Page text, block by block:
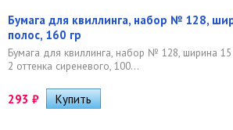
Бумага для квиллинга, набор № 128,
полос, 160 гр
Бумага для квиллинга, набор № 128, ширина
2 оттенка сиреневого, 100...
293 ₽